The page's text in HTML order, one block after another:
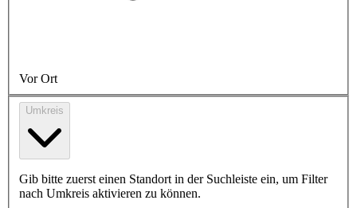
Vor Ort
Umkreis
Gib bitte zuerst einen Standort in der Suchleiste ein, um Filter
nach Umkreis aktivieren zu können.